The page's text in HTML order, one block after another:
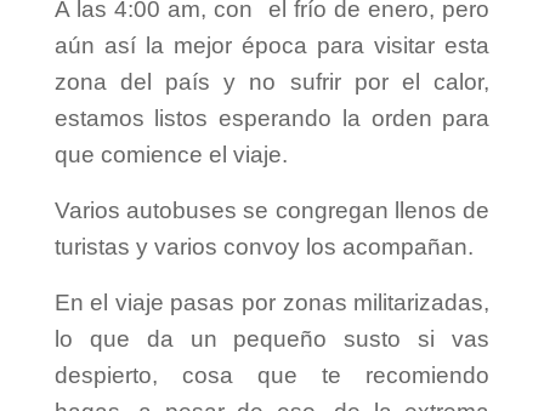
V
i
d
e
o
A las 4:00 am, con el frío de enero, pero
aún así la mejor época para visitar esta
zona del país y no sufrir por el calor,
estamos listos esperando la orden para
que comience el viaje.
Varios autobuses se congregan llenos de
turistas y varios convoy los acompañan.
En el viaje pasas por zonas militarizadas,
lo que da un pequeño susto si vas
despierto, cosa que te recomiendo